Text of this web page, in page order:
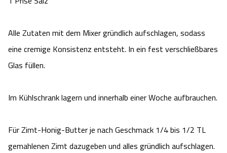
Alle Zutaten mit dem Mixer gründlich aufschlagen, sodass
eine cremige Konsistenz entsteht. In ein fest verschließbares
Glas füllen.
Im Kühlschrank lagern und innerhalb einer Woche aufbrauchen.
Für Zimt-Honig-Butter je nach Geschmack 1/4 bis 1/2 TL
gemahlenen Zimt dazugeben und alles gründlich aufschlagen.